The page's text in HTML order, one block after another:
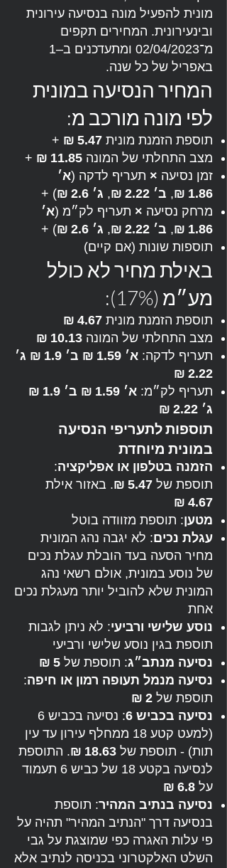
מונית להפעיל מונה בנסיעה עירונית
ובינעירונית. המחירים תקפים
מ־02/04/2023 ומתעדכנים ב–1
באפריל של כל שנה.
המחיר הנסיעה במונית
לפי מונה מורכב מ:
תוספת הזמנת מונית 5.47 ₪
+
מצב התחלתי של המונה 11.85 ₪
+
זמן נסיעה × תעריף לדקה (א׳
1.86 ₪
, ב׳ 2.22 ₪ , ג׳ 2.6 ₪
) +
מרחק נסיעה × תעריף לק״מ (א׳
1.86 ₪
, ב׳ 2.22 ₪ , ג׳ 2.6 ₪
) +
תוספות שונות (אם קיים)
באילת מחיר לא כולל
מע״מ (17%):
תוספת הזמנת מונית 4.67 ₪
מצב התחלתי של המונה 10.13 ₪
תעריף לדקה: א׳ 1.59 ₪ ב׳ 1.9 ₪
ג׳
2.22 ₪
תעריף לק״מ: א׳ 1.59 ₪
ב׳ 1.9 ₪
ג׳ 2.22 ₪
תוספות לתעריפי הנסיעה
במונית מיוחדת
הזמנה בטלפון או אפליקציה:
תוספת של 5.47 ₪
. באזור אילת
4.67 ₪
מטען: תוספת מזוודה בוטל
עגלת נכים: לא יגבה נהג המונית
מחיר הסעה בעד הובלת עגלת נכים
של נוסע במונית, אולם רשאי נהג
המונית שלא להוביל יותר מעגלת נכים
אחת
נוסע שלישי ורביעי: לא ניתן לגבות
תוספת בגין נוסע שלישי ורביעי
נסיעה מנתב״ג: תוספת של 5 ₪
נסיעה מנמל תעופה רמון או חיפה:
תוספת של 2 ₪
נסיעה בכביש 6
: נסיעה בכביש 6
(למעט קטע 18 ממחלף עירון עד עין
תות) - תוספת של 18.63 ₪
. התוספת
לנסיעה בקטע 18 של כביש 6 תעמוד
על 6.8 ₪
נסיעה בנתיב המהיר: תוספת
בנסיעה דרך "הנתיב המהיר" תהיה על
פי עלות האגרה כפי שמוצגת על גבי
השלט האלקטרוני בכניסה לנתיב אלא